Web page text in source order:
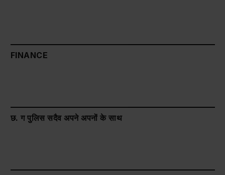
FINANCE
छ. ग पुलिस सदैव अपने अपनों के साथ